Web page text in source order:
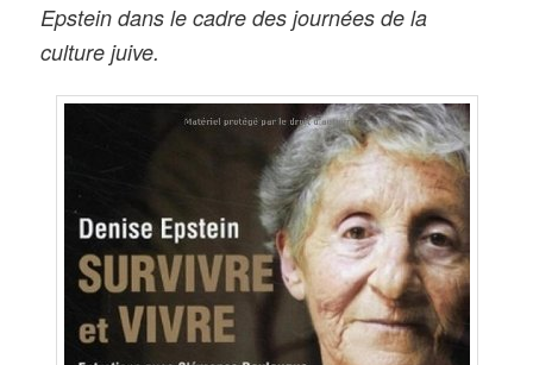
Epstein dans le cadre des journées de la
culture juive.